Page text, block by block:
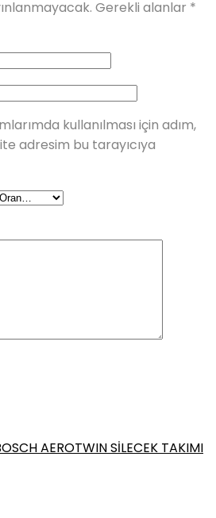
Gerekli alanlar *
kullanılması için adım,
adresim bu tarayıcıya